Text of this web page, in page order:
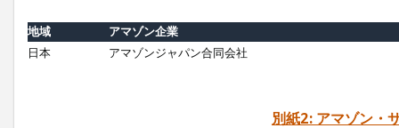
地域
アマゾン企業
日本
アマゾンジャパン合同会社
別紙2: アマゾン・